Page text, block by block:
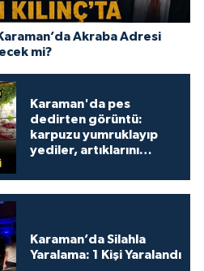
Akraba Adresi
mi?
Karaman'da pes
dedirten görüntü:
karpuzu yumruklayıp
yediler, artıklarını
Karaman’da Silahla
Yaralama: 1 Kişi Yaralandı